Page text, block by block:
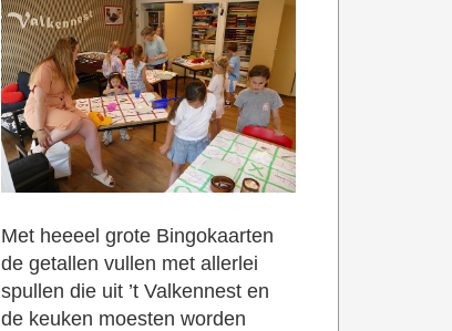
Met heeeel grote Bingokaarten
de getallen vullen met allerlei
spullen die uit ’t Valkennest en
de keuken moesten worden